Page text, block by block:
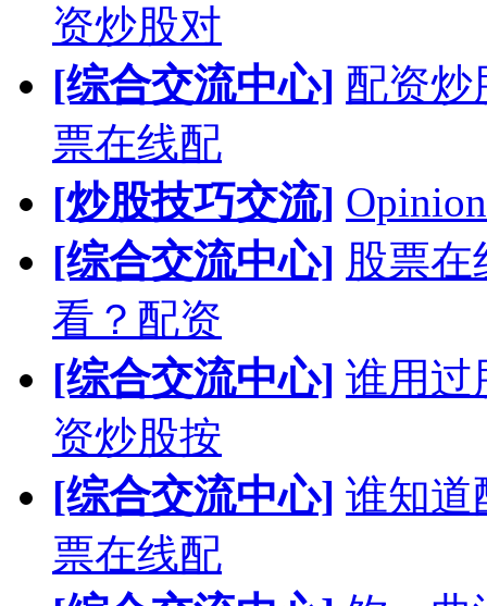
资炒股对
[综合交流中心] 配资炒
票在线配
[炒股技巧交流]
[综合交流中心] 股票
看？配资
[综合交流中心] 谁用过
资炒股按
[综合交流中心] 谁知道
票在线配